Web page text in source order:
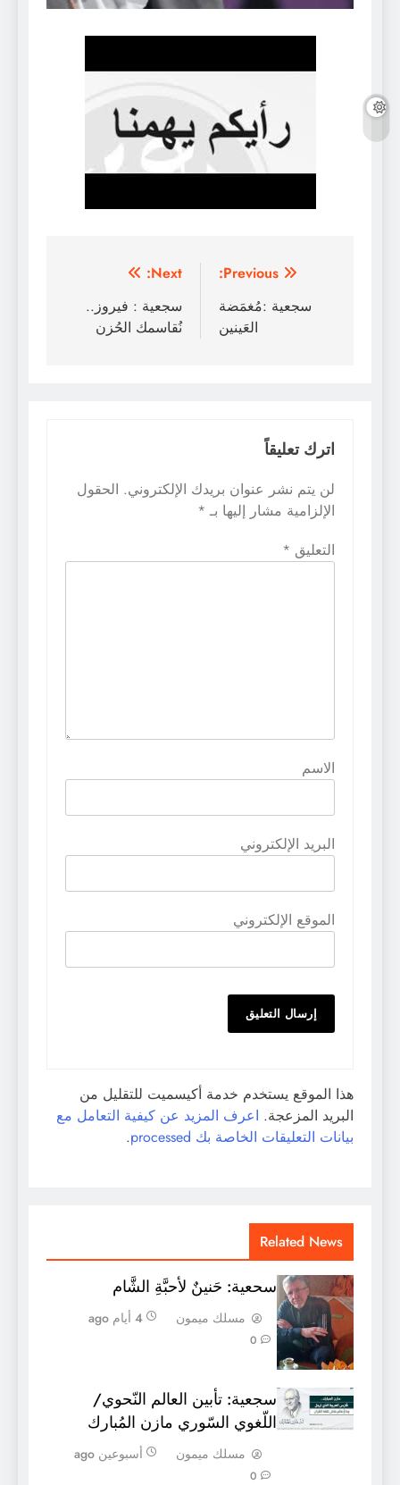
تصفّح
المقالات
Previous:
سجعية :مُغمَضة
العَينين
Next:
سجعية : فيروز..
نُقاسمك الحُزن
اترك تعليقاً
لن يتم نشر عنوان بريدك الإلكتروني. الحقول
الإلزامية مشار إليها بـ *
التعليق *
الاسم
البريد الإلكتروني
الموقع الإلكتروني
هذا الموقع يستخدم خدمة أكيسميت للتقليل من
البريد المزعجة. اعرف المزيد عن كيفية التعامل مع
بيانات التعليقات الخاصة بك processed
.
Related News
سحعية: حَنينٌ لأحبَّةِ الشَّام
مسلك ميمون 4 أيام ago
0
سجعية: تأبين العالم النّحوي/
اللّغوي السّوري مازن المُبارك
مسلك ميمون أسبوعين ago
0